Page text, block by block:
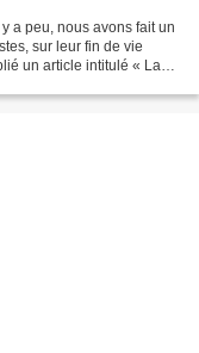
a peu, nous avons fait un
sur leur fin de vie
un article intitulé « La